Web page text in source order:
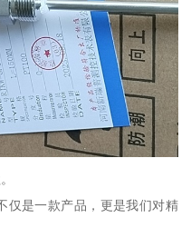
仅是一款产品，更是我们对精